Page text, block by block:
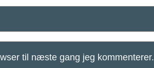
til næste gang jeg kommenterer.